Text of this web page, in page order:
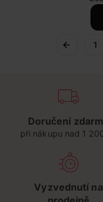
1
Doručení
při nákupu nad 1
Vyzvednutí na